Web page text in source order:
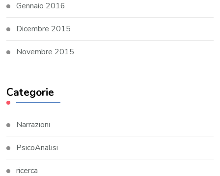
Gennaio 2016
Dicembre 2015
Novembre 2015
Categorie
Narrazioni
PsicoAnalisi
ricerca